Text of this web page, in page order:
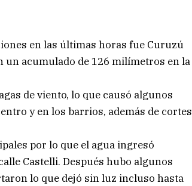
en las últimas horas fue Curuzú
un acumulado de 126 milímetros en la
de viento, lo que causó algunos
y en los barrios, además de cortes
por lo que el agua ingresó
Castelli. Después hubo algunos
lo que dejó sin luz incluso hasta